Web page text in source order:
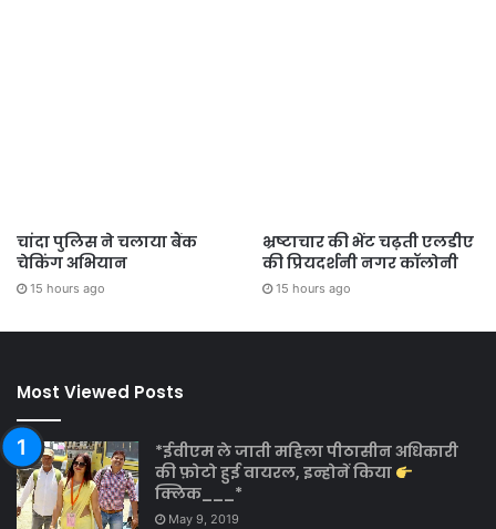
चांदा पुलिस ने चलाया बैंक
चेकिंग अभियान
15 hours ago
भ्रष्टाचार की भेंट चढ़ती एलडीए
की प्रियदर्शनी नगर कॉलोनी
15 hours ago
Most Viewed Posts
*ईवीएम ले जाती महिला पीठासीन अधिकारी
की फ़ोटो हुई वायरल, इन्होनें किया
क्लिक___*
May 9, 2019